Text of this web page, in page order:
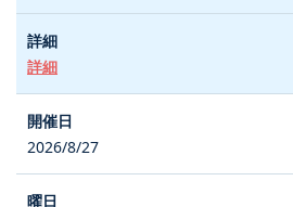
詳細
2026/8/27